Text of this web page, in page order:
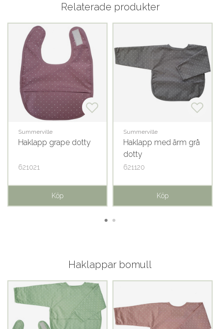
Relaterade produkter
Summerville
Haklapp grape dotty
621021
Köp
Summerville
Haklapp med ärm grå
dotty
621120
Köp
Haklappar bomull